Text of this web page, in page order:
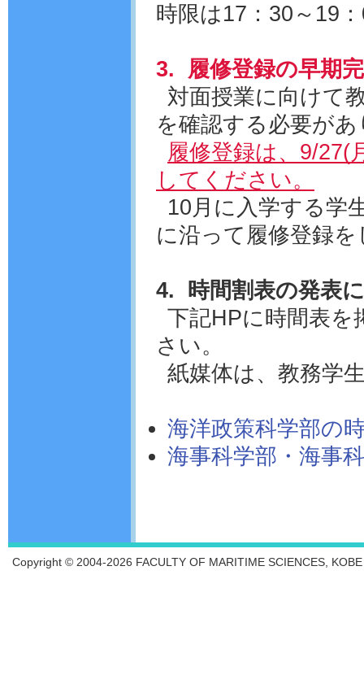
時限は17：30～19
3. 履修登録の早期
対面授業に向けて
を確認する必要が
履修登録は、9/27(
してください。
10月に入学する学
に沿って履修登録
4. 時間割表の発表
下記HPに時間表
さい。
紙媒体は、教務学
海洋政策科学部の
海事科学部・海事
Copyright © 2004-2026 FACULTY OF MARITIME SCIENCES,